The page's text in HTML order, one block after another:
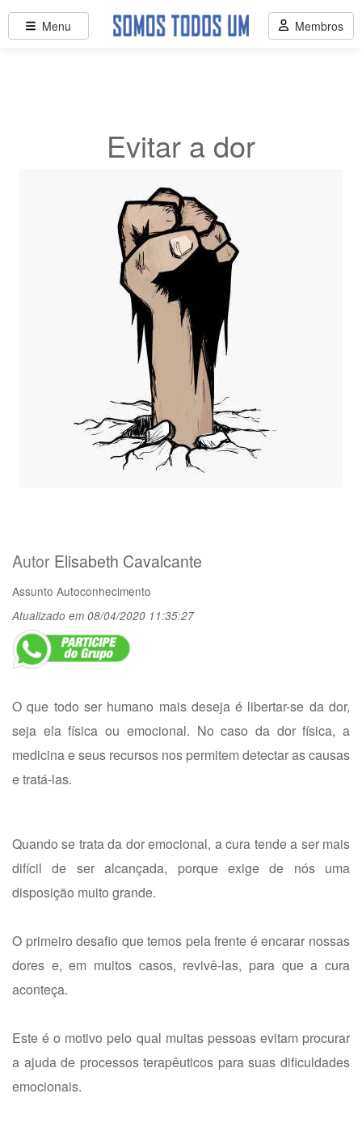
Evitar a dor
Autor Elisabeth Cavalcante
Assunto Autoconhecimento
Atualizado em 08/04/2020 11:35:27
O que todo ser humano mais deseja é libertar-se da dor,
seja ela física ou emocional. No caso da dor física, a
medicina e seus recursos nos permitem detectar as causas
e tratá-las.
Quando se trata da dor emocional, a cura tende a ser mais
difícil de ser alcançada, porque exige de nós uma
disposição muito grande.
O primeiro desafio que temos pela frente é encarar nossas
dores e, em muitos casos, revivê-las, para que a cura
aconteça.
Este é o motivo pelo qual muitas pessoas evitam procurar
a ajuda de processos terapêuticos para suas dificuldades
emocionais.
Menu Membros